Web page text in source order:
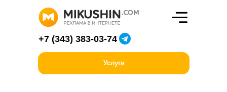
Услуги
+7 (343) 383-03-74